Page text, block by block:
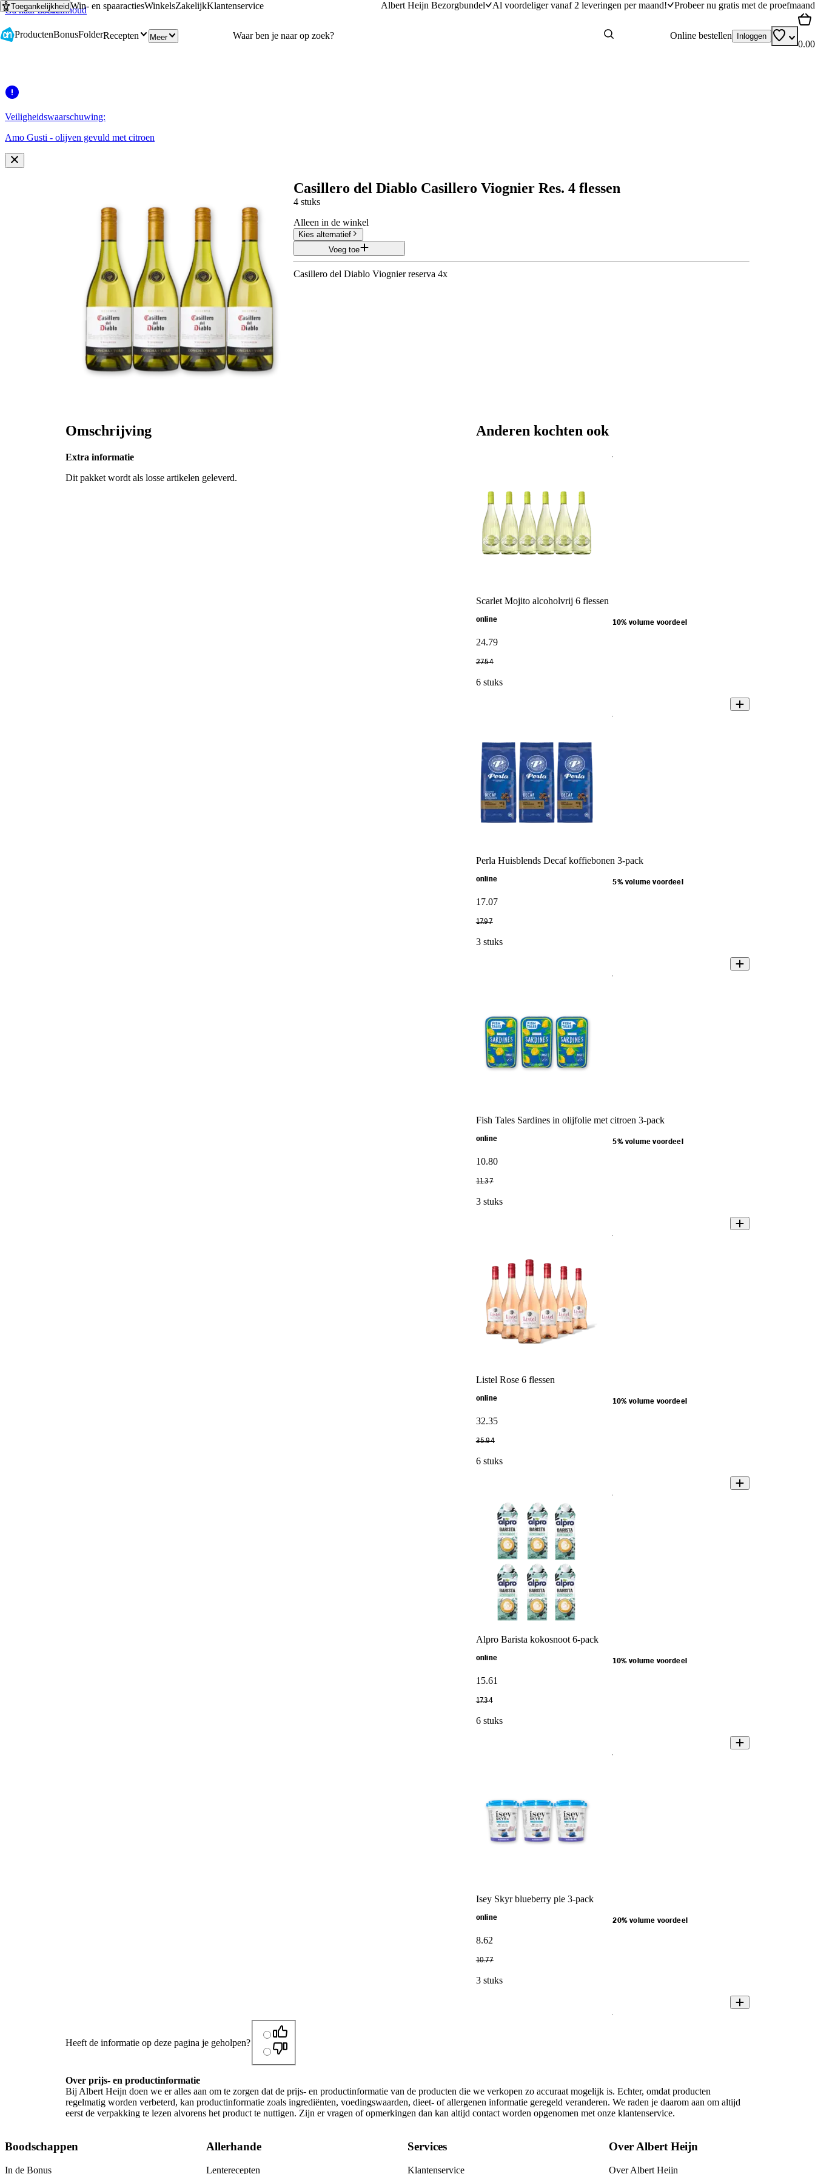
Ga naar hoofdinhoud
Ga naar zoeken
ToegankelijkheidWin- en spaaractiesWinkelsZakelijkKlantenservice Albert Heijn Bezorgbundel Al voordeliger vanaf 2 leveringen per maand! Probeer nu gratis met de proefmaand
ProductenBonusFolderRecepten Meer Online bestellen Inloggen
0.00
Veiligheidswaarschuwing:
Amo Gusti - olijven gevuld met citroen
Casillero del Diablo Casillero Viognier Res. 4 flessen
4 stuks
Alleen in de winkel
Kies alternatief
Voeg toe
Casillero del Diablo Viognier reserva 4x
Omschrijving
Extra informatie
Dit pakket wordt als losse artikelen geleverd.
Anderen kochten ook
Scarlet Mojito alcoholvrij 6 flessen
online 10% volume voordeel
24.79
27.54
6 stuks
Perla Huisblends Decaf koffiebonen 3-pack
online 5% volume voordeel
17.07
17.97
3 stuks
Fish Tales Sardines in olijfolie met citroen 3-pack
online 5% volume voordeel
10.80
11.37
3 stuks
Listel Rose 6 flessen
online 10% volume voordeel
32.35
35.94
6 stuks
Alpro Barista kokosnoot 6-pack
online 10% volume voordeel
15.61
17.34
6 stuks
Isey Skyr blueberry pie 3-pack
online 20% volume voordeel
8.62
10.77
3 stuks
Heeft de informatie op deze pagina je geholpen?
Over prijs- en productinformatie
Bij Albert Heijn doen we er alles aan om te zorgen dat de prijs- en productinformatie van de producten die we verkopen zo accuraat mogelijk is. Echter, omdat producten
regelmatig worden verbeterd, kan productinformatie zoals ingrediënten, voedingswaarden, dieet- of allergenen informatie geregeld veranderen. We raden je daarom aan om altijd
eerst de verpakking te lezen alvorens het product te nuttigen. Zijn er vragen of opmerkingen dan kan altijd contact worden opgenomen met onze klantenservice.
Boodschappen
In de Bonus
Allerhande
Lenterecepten
Services
Klantenservice
Over Albert Heijn
Over Albert Heijn